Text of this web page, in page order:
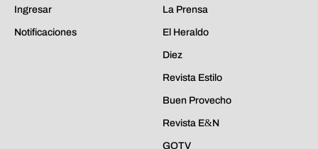
Ingresar
Notificaciones
La Prensa
El Heraldo
Diez
Revista Estilo
Buen Provecho
Revista E&N
GOTV